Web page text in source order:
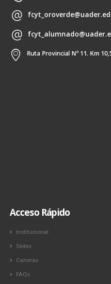
Ruta Provincial Nº 11. Km
Acceso Rápido
Institucional
Sedes
Carreras
FAQs